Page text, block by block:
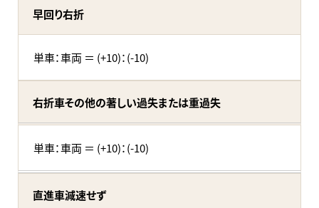
早回り右折
単車：車両 ＝ (+10)：(-10)
右折車その他の著しい過失または重過失
単車：車両 ＝ (+10)：(-10)
直進車減速せず